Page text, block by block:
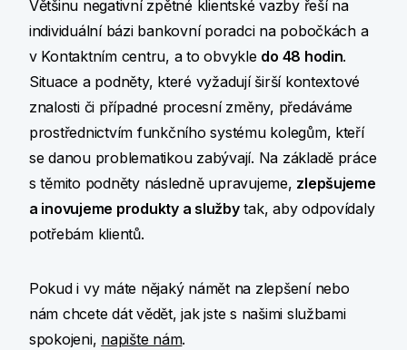
Většinu negativní zpětné klientské vazby řeší na
individuální bázi bankovní poradci na pobočkách a
v Kontaktním centru, a to obvykle do 48 hodin.
Situace a podněty, které vyžadují širší kontextové
znalosti či případné procesní změny, předáváme
prostřednictvím funkčního systému kolegům, kteří
se danou problematikou zabývají. Na základě práce
s těmito podněty následně upravujeme, zlepšujeme
a inovujeme produkty a službytak, aby odpovídaly
potřebám klientů.
Pokud i vy máte nějaký námět na zlepšení nebo
nám chcete dát vědět, jak jste s našimi službami
spokojeni, napište nám.